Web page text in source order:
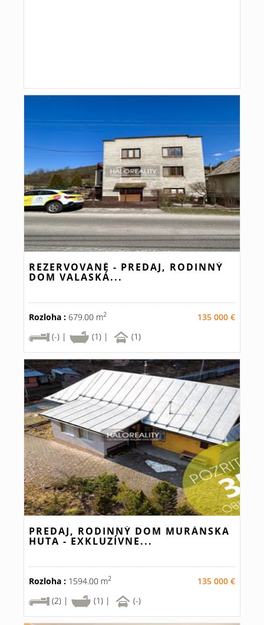
REZERVOVANÉ - PREDAJ, RODINNÝ
DOM VALASKÁ...
Rozloha : 679.00 m2
135 000 €
(-) |
(1) | (1)
PREDAJ, RODINNÝ DOM MURÁNSKA
HUTA - EXKLUZÍVNE...
Rozloha : 1594.00 m2
135 000 €
(2) |
(1) | (-)